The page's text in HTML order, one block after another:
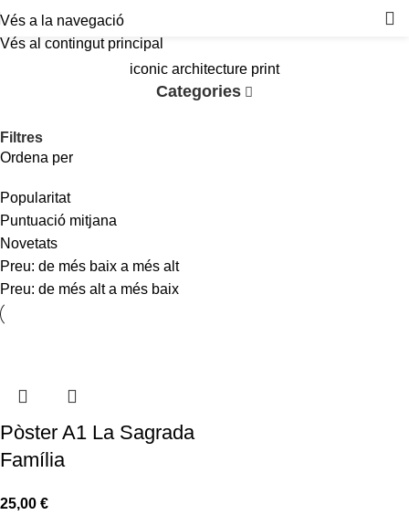
Vés a la navegació
Vés al contingut principal
iconic architecture print
Categories
Filtres
Ordena per
Popularitat
Puntuació mitjana
Novetats
Preu: de més baix a més alt
Preu: de més alt a més baix
Pòster A1 La Sagrada
Família
25,00 €